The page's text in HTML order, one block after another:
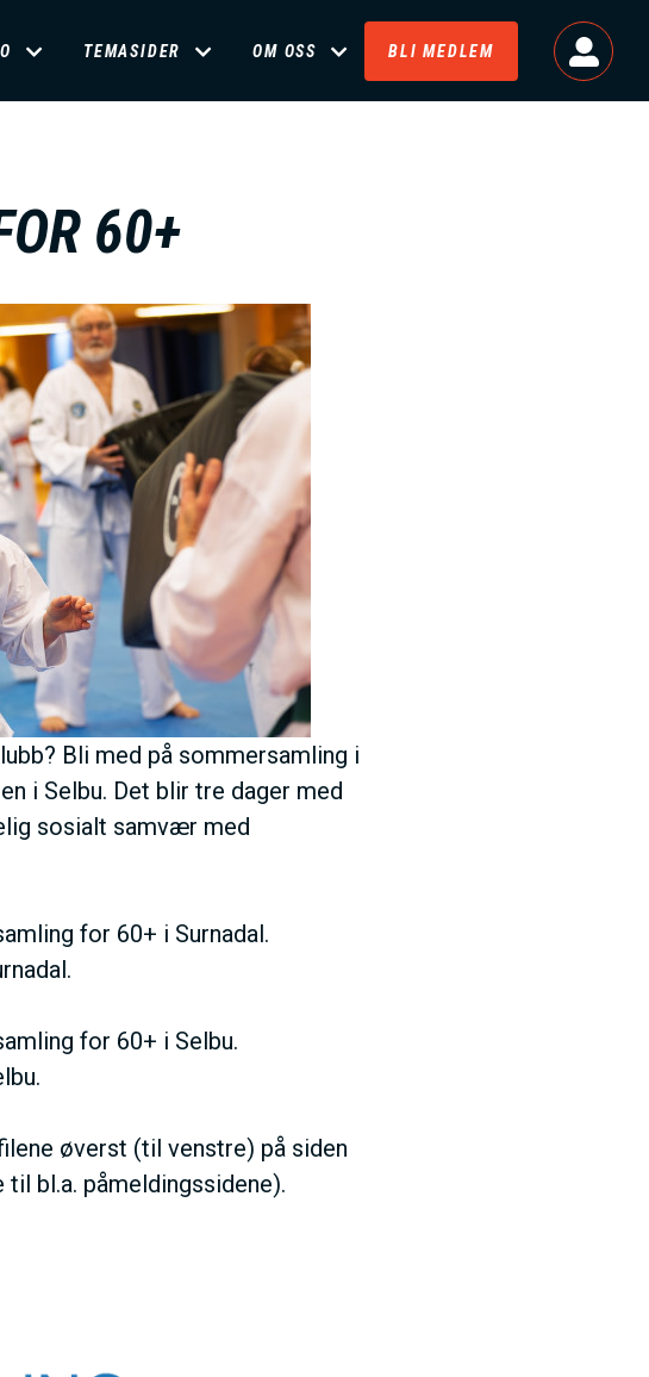
TEMASIDER OM OSS BLI MEDLEM
60+
Bli med på sommersamling i
i Selbu. Det blir tre dager med
sosialt samvær med
for 60+ i Surnadal.
for 60+ i Selbu.
øverst (til venstre) på siden
bl.a. påmeldingssidene).